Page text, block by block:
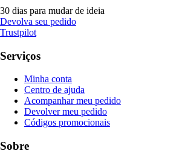
30 dias para mudar de ideia
Devolva seu pedido
Trustpilot
Serviços
Minha conta
Centro de ajuda
Acompanhar meu pedido
Devolver meu pedido
Códigos promocionais
Sobre